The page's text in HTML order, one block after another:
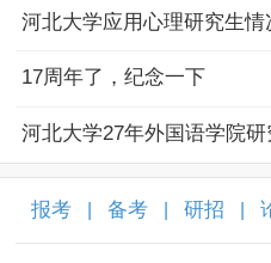
河北大学应用心理研究生情
17周年了，纪念一下
报考 备考 研招